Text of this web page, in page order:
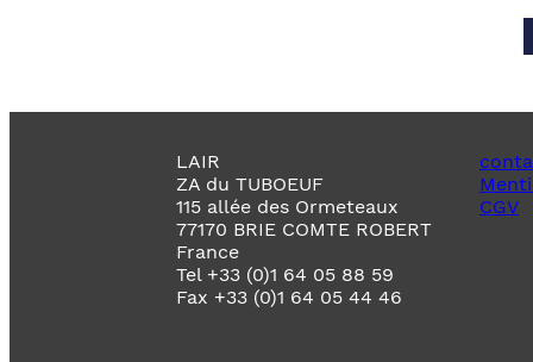
LAIR
ZA du TUBOEUF
115 allée des Ormeteaux
77170 BRIE COMTE ROBERT
France
Tel +33 (0)1 64 05 88 59
Fax +33 (0)1 64 05 44 46
CGV